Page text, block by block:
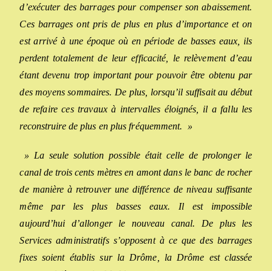
d’exécuter des barrages pour compenser son abaissement.
Ces barrages ont pris de plus en plus d’importance et on
est arrivé à une époque où en période de basses eaux, ils
perdent totalement de leur efficacité, le relèvement d’eau
étant devenu trop important pour pouvoir être obtenu par
des moyens sommaires. De plus, lorsqu’il suffisait au début
de refaire ces travaux à intervalles éloignés, il a fallu les
reconstruire de plus en plus fréquemment. »
» La seule solution possible était celle de prolonger le
canal de trois cents mètres en amont dans le banc de rocher
de manière à retrouver une différence de niveau suffisante
mêmepar les plus basses eaux. Il est impossible
aujourd’hui d’allonger le nouveau canal. De plus les
Services administratifs s’opposent à ce que des barrages
fixes soient établissur la Drôme,
la Drôme est classée